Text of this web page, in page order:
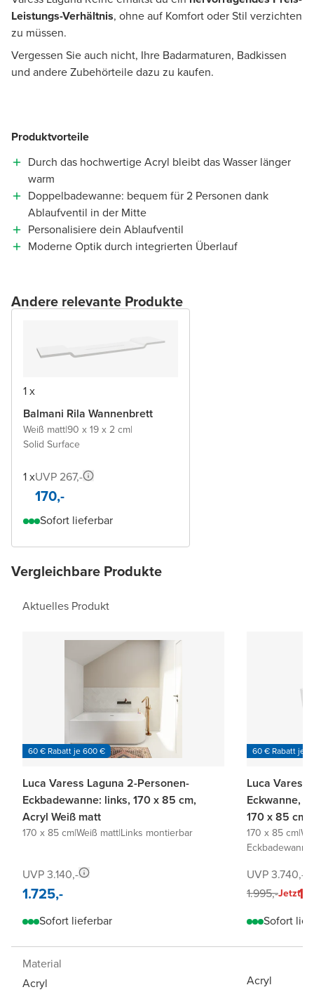
Leistungs-Verhältnis, ohne auf Komfort oder Stil verzichten
zu müssen.
Vergessen Sie auch nicht, Ihre Badarmaturen, Badkissen
und andere Zubehörteile dazu zu kaufen.
Produktvorteile
Durch das hochwertige Acryl bleibt das Wasser länger
warm
Doppelbadewanne: bequem für 2 Personen dank
Ablaufventil in der Mitte
Personalisiere dein Ablaufventil
Moderne Optik durch integrierten Überlauf
Andere relevante Produkte
1 x
Balmani Rila Wannenbrett
Weiß matt|90 x 19 x 2 cm|
Solid Surface
1 xUVP 267,-
170,-
Sofort lieferbar
Vergleichbare Produkte
Aktuelles Produkt
60 € Rabatt je 600 €
Luca Varess Laguna 2-Personen-
Eckbadewanne: links, 170 x 85 cm,
Acryl Weiß matt
170 x 85 cm|Weiß matt|Links montierbar
UVP 3.140,-
1.725,-
Sofort lieferbar
60 € Rabatt je
Luca Varess
Eckwanne,
170 x 85
170 x 85 cm|
UVP 3.740,-
1.995,-Jetzt
Sofort
Material
Acryl
Acryl